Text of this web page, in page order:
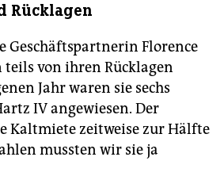
Rücklagen
Geschäftspartnerin Florence
teils von ihren Rücklagen
Jahr waren sie sechs
IV angewiesen. Der
Kaltmiete zeitweise zur Hälfte
mussten wir sie ja